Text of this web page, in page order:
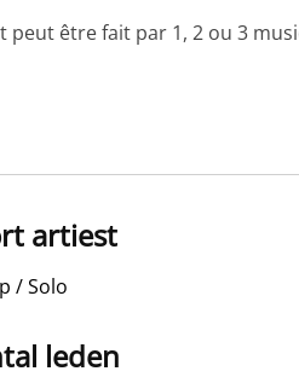
peut être fait par 1, 2 ou 3
artiest
/ Solo
leden